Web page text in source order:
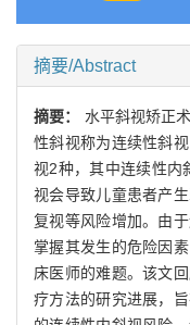
摘要/Abstract
摘要： 水平斜视矫正
性斜视称为连续性斜
视2种，其中连续性内
视会导致儿童患者产
复视等风险增加。由
掌握其发生的危险因
床医师的难题。该文
疗方法的研究进展，